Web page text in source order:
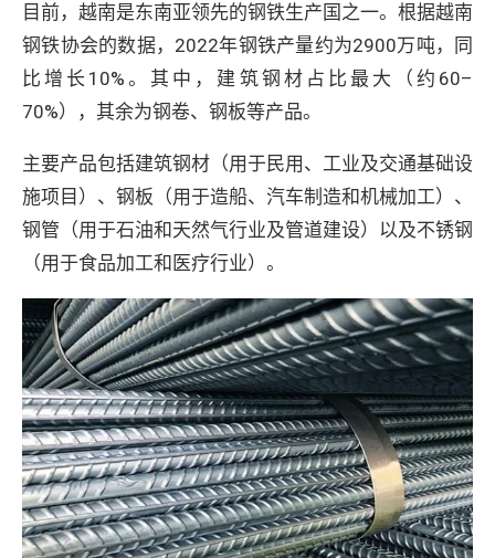
目前，越南是东南亚领先的钢铁生产国之一。根据越南
钢铁协会的数据，2022年钢铁产量约为2900万吨，同
比增长10%。其中，建筑钢材占比最大（约60–
70%），其余为钢卷、钢板等产品。
主要产品包括建筑钢材（用于民用、工业及交通基础设
施项目）、钢板（用于造船、汽车制造和机械加工）、
钢管（用于石油和天然气行业及管道建设）以及不锈钢
（用于食品加工和医疗行业）。